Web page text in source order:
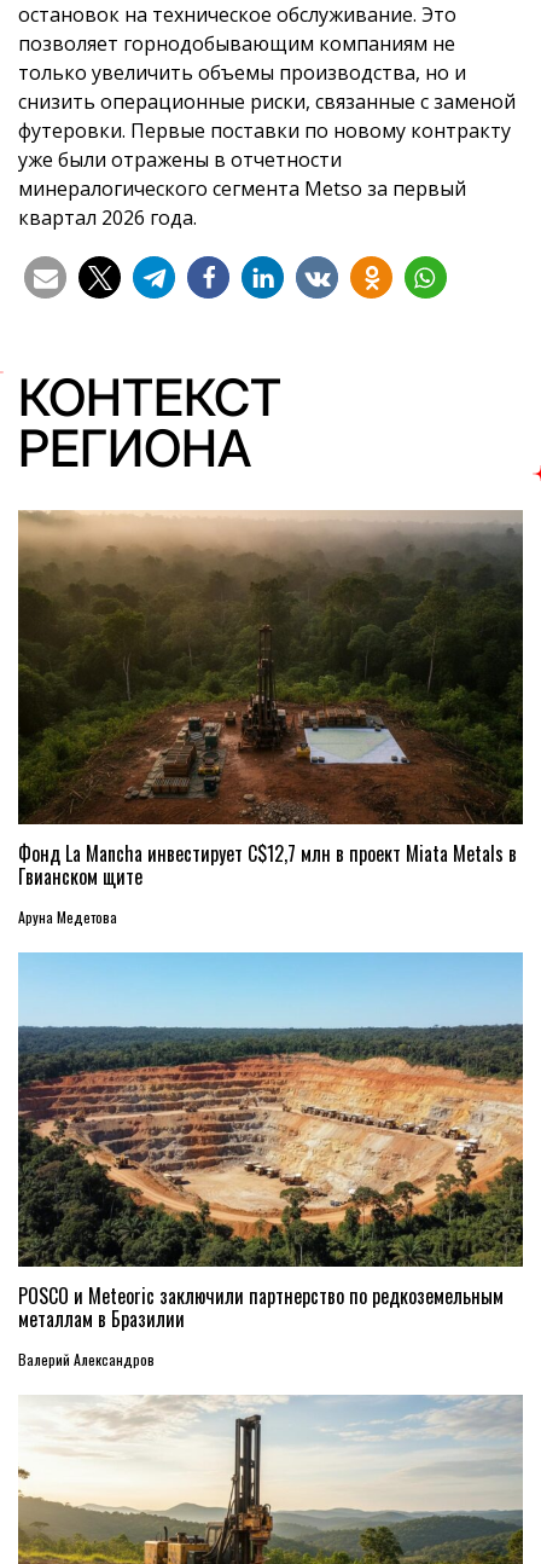
остановок на техническое обслуживание. Это
позволяет горнодобывающим компаниям не
только увеличить объемы производства, но и
снизить операционные риски, связанные с заменой
футеровки. Первые поставки по новому контракту
уже были отражены в отчетности
минералогического сегмента Metso за первый
квартал 2026 года.
КОНТЕКСТ
РЕГИОНА
Фонд La Mancha инвестирует C$12,7 млн в проект Miata Metals в
Гвианском щите
Аруна Медетова
POSCO и Meteoric заключили партнерство по редкоземельным
металлам в Бразилии
Валерий Александров